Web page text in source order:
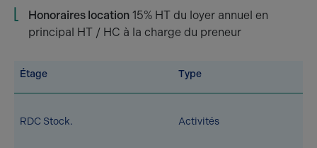
Honoraires location 15% HT du loyer annuel en
principal HT / HC à la charge du preneur
Étage Type
RDC Stock. Activités